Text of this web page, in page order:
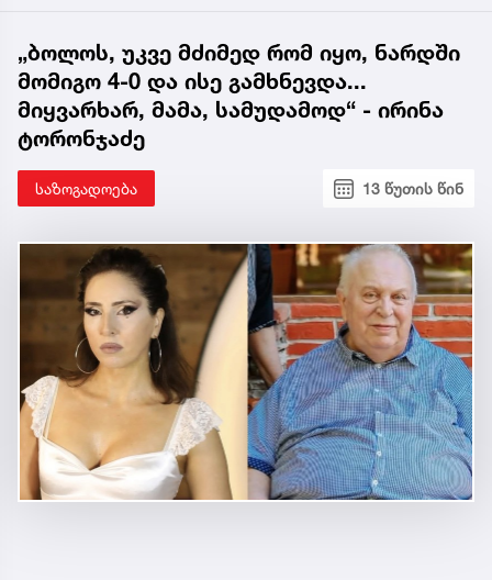
„ბოლოს, უკვე მძიმედ რომ იყო, ნარდში
მომიგო 4-0 და ისე გამხნევდა...
მიყვარხარ, მამა, სამუდამოდ“ - ირინა
ტორონჯაძე
საზოგადოება 13 წუთის წინ